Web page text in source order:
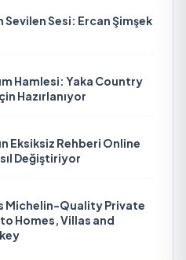
Sevilen Sesi: Ercan Şimşek
Hamlesi: Yaka Country
Hazırlanıyor
Eksiksiz Rehberi Online
Değiştiriyor
Michelin-Quality Private
Homes, Villas and